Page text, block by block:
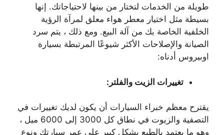
طويلة من الخدمات لتختار من بينها لاحتياجاتك. إنها
بسيطة مثل اختيار معطر هواء معلق لمرآة الرؤية
الخلفية الخاصة بك من آلة البيع. ومع ذلك ، يتم سرد
الصيانة والإصلاحات الأكثر شيوعًا المرتبطة بسيارة
اوبيروس أدناه:
تغييرات الزيت والفلتر:
يقترح معظم خبراء السيارات أن يكون لديك تغييرات في
التصفية والزيوت في نطاق كل 3000 إلى 6000 ميل ،
وهو ما يعتمد بالطبع بشكل كبير على عمر سيارتك ونوع